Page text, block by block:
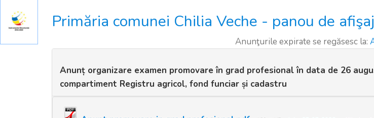
Primăria comunei Chilia Veche - panou de afişaj